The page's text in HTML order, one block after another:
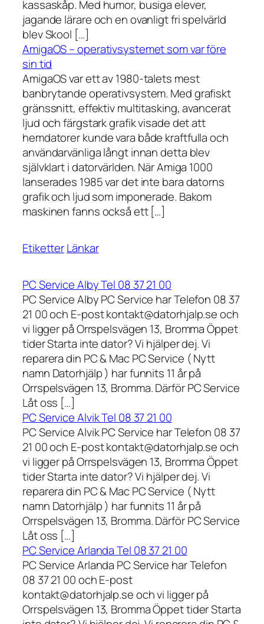
kassaskåp. Med humor, busiga elever,
jagande lärare och en ovanligt fri spelvärld
blev Skool […]
AmigaOS – operativsystemet som var före
sin tid
AmigaOS var ett av 1980-talets mest
banbrytande operativsystem. Med grafiskt
gränssnitt, effektiv multitasking, avancerat
ljud och färgstark grafik visade det att
hemdatorer kunde vara både kraftfulla och
användarvänliga långt innan detta blev
självklart i datorvärlden. När Amiga 1000
lanserades 1985 var det inte bara datorns
grafik och ljud som imponerade. Bakom
maskinen fanns också ett […]
EtiketterLänkar
PC Service Alby Tel 08 37 21 00
PC Service Alby PC Service har Telefon 08 37
21 00 och E-post kontakt@datorhjalp.se och
vi ligger på Orrspelsvägen 13, Bromma Öppet
tider Starta inte dator? Vi hjälper dej. Vi
reparera din PC & Mac PC Service ( Nytt
namn Datorhjälp ) har funnits 11 år på
Orrspelsvägen 13, Bromma. Därför PC Service
Låt oss […]
PC Service Alvik Tel 08 37 21 00
PC Service Alvik PC Service har Telefon 08 37
21 00 och E-post kontakt@datorhjalp.se och
vi ligger på Orrspelsvägen 13, Bromma Öppet
tider Starta inte dator? Vi hjälper dej. Vi
reparera din PC & Mac PC Service ( Nytt
namn Datorhjälp ) har funnits 11 år på
Orrspelsvägen 13, Bromma. Därför PC Service
Låt oss […]
PC Service Arlanda Tel 08 37 21 00
PC Service Arlanda PC Service har Telefon
08 37 21 00 och E-post
kontakt@datorhjalp.se och vi ligger på
Orrspelsvägen 13, Bromma Öppet tider Starta